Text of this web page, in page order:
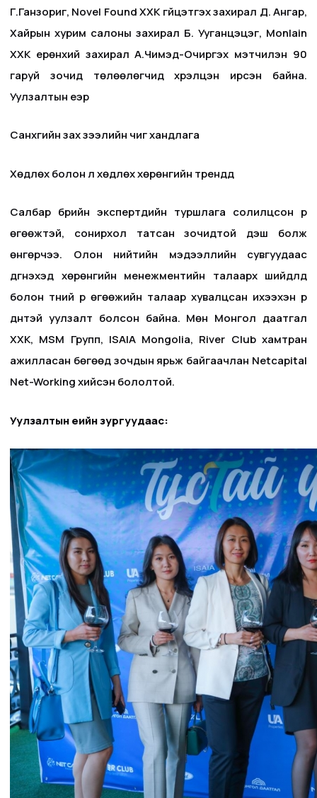
Г.Ганзориг, Novel Found ХХК гүйцэтгэх захирал Д. Ангар,
Хайрын хурим салоны захирал Б. Ууганцэцэг, Monlain
ХХК ерөнхий захирал А.Чимэд-Очиргэх мэтчилэн 90
гаруй зочид төлөөлөгчид хүрэлцэн ирсэн байна.
Уулзалтын үеэр
Санхүүгийн зах зээлийн чиг хандлага
Хөдлөх болон үл хөдлөх хөрөнгийн трендүүд
Салбар бүрийн экспертүүдийн туршлага солилцсон үр
өгөөжтэй, сонирхол татсан зочидтой үдэш болж
өнгөрчээ. Олон нийтийн мэдээллийн сувгуудаас
дүгнэхэд хөрөнгийн менежментийн талаарх шийдлүүд
болон түүний үр өгөөжийн талаар хувалцсан ихээхэн үр
дүнтэй уулзалт болсон байна. Мөн Монгол даатгал
ХХК, MSM Групп, ISAIA Mongolia, River Club хамтран
ажилласан бөгөөд зочдын ярьж байгаачлан Netcapital
Net-Working хийсэн бололтой.
Уулзалтын үеийн зургуудаас: